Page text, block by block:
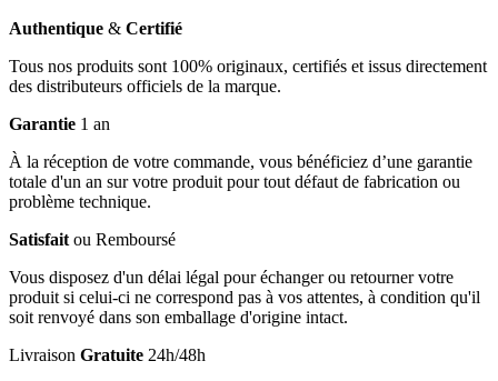
Authentique & Certifié
Tous nos produits sont 100% originaux, certifiés et issus directement
des distributeurs officiels de la marque.
Garantie 1 an
À la réception de votre commande, vous bénéficiez d’une garantie
totale d'un an sur votre produit pour tout défaut de fabrication ou
problème technique.
Satisfait ou Remboursé
Vous disposez d'un délai légal pour échanger ou retourner votre
produit si celui-ci ne correspond pas à vos attentes, à condition qu'il
soit renvoyé dans son emballage d'origine intact.
Livraison Gratuite 24h/48h